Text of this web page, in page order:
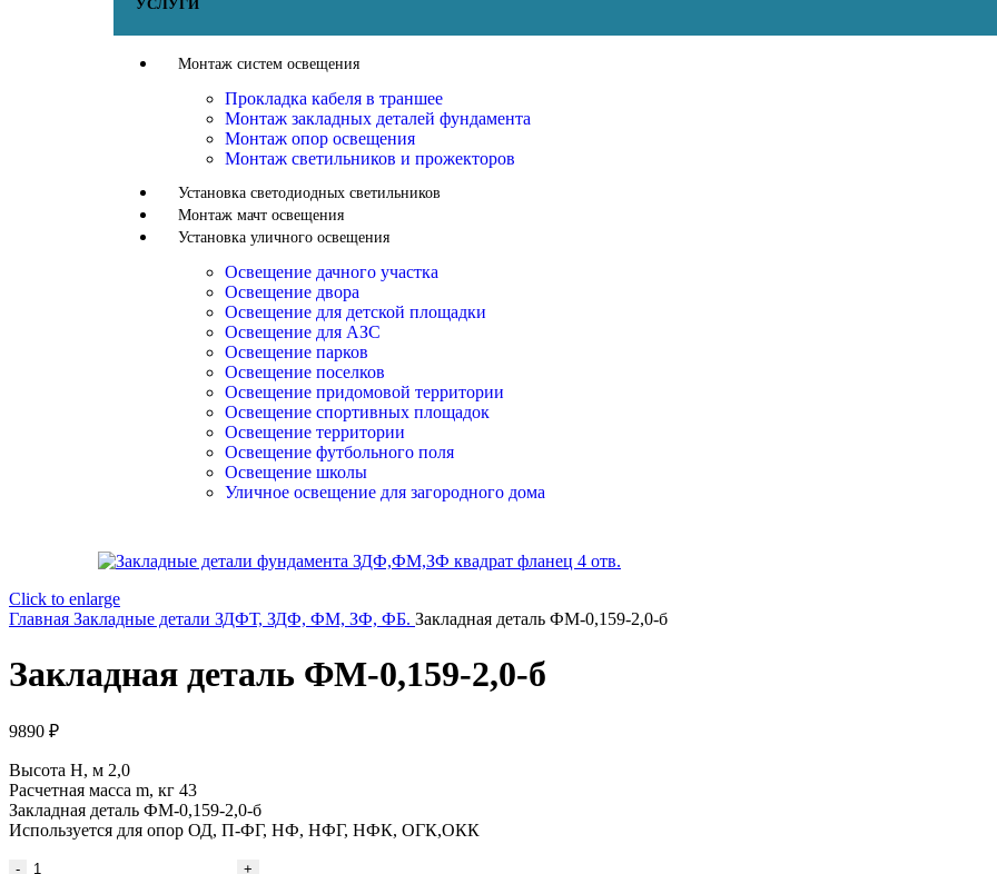
УСЛУГИ
Монтаж систем освещения
Прокладка кабеля в траншее
Монтаж закладных деталей фундамента
Монтаж опор освещения
Монтаж светильников и прожекторов
Установка светодиодных светильников
Монтаж мачт освещения
Установка уличного освещения
Освещение дачного участка
Освещение двора
Освещение для детской площадки
Освещение для АЗС
Освещение парков
Освещение поселков
Освещение придомовой территории
Освещение спортивных площадок
Освещение территории
Освещение футбольного поля
Освещение школы
Уличное освещение для загородного дома
Click to enlarge
Главная Закладные детали ЗДФТ, ЗДФ, ФМ, ЗФ, ФБ. Закладная деталь ФМ-0,159-2,0-б
Закладная деталь ФМ-0,159-2,0-б
9890 ₽
Высота H, м 2,0
Расчетная масса m, кг 43
Закладная деталь ФМ-0,159-2,0-б
Используется для опор ОД, П-ФГ, НФ, НФГ, НФК, ОГК,ОКК